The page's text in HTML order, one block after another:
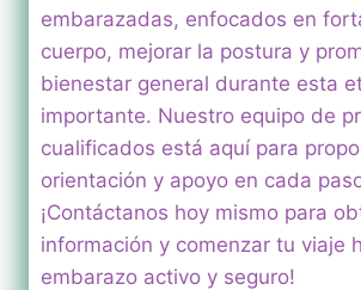
embarazadas, enfocados en
cuerpo, mejorar la postura y
bienestar general durante esta
importante. Nuestro equipo de
cualificados está aquí para
orientación y apoyo en cada
¡Contáctanos hoy mismo para
información y comenzar tu viaje
embarazo activo y seguro!